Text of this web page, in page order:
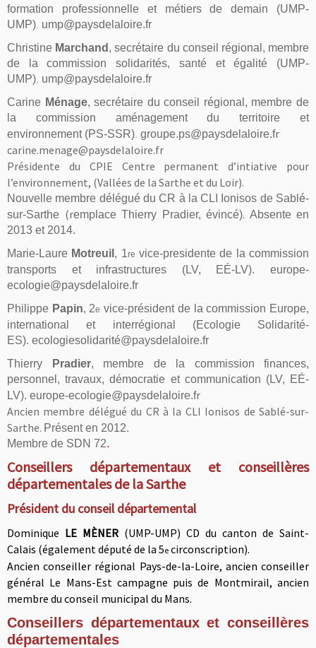
formation professionnelle et métiers de demain (UMP-
UMP) ump@paysdelaloire.fr
Christine Marchand , secrétaire du conseil régional, membre
de la commission solidarités, santé et égalité (UMP-
UMP) ump@paysdelaloire.fr
Carine Ménage, secrétaire du conseil régional, membre de
la commission aménagement du territoire et
environnement(PS-SSR) groupe.ps@paysdelaloire.fr
carine.menage@paysdelaloire.fr
Présidente du CPIE Centre permanent d’intiative pour
l’environnement, (Vallées de la Sarthe et du Loir).
Nouvelle membre délégué du CR à la CLI Ionisos de Sablé-
sur-Sarthe (remplace Thierry Pradier, évincé). Absente en
2013 et 2014.
Marie-Laure Motreuil , 1re vice-presidente de la commission
transports et infrastructures (LV, EÉ-LV). europe-
ecologie@paysdelaloire.fr
Philippe Papin, 2e vice-président de la commission Europe,
international et interrégional (Ecologie Solidarité-
ES). ecologiesolidarité@paysdelaloire.fr
Thierry
Pradier,
membre de la commission finances,
personnel, travaux, démocratie et communication (LV, EÉ-
LV). europe-ecologie@paysdelaloire.fr
Ancien membre délégué du CR à la CLI Ionisos de Sablé-sur-
Sarthe. Présent en 2012.
Membre de SDN 72.
Conseillers départementaux et conseillères
départementales de la Sarthe
Président du conseil départemental
Dominique LE MÈNER (UMP-UMP) CD du canton de Saint-
Calais (également député de la 5e circonscription).
Ancien conseiller régional Pays-de-la-Loire, ancien conseiller
général Le Mans-Est campagne puis de Montmirail, ancien
membre du conseil municipal du Mans.
Conseillers départementaux et conseillères
départementales